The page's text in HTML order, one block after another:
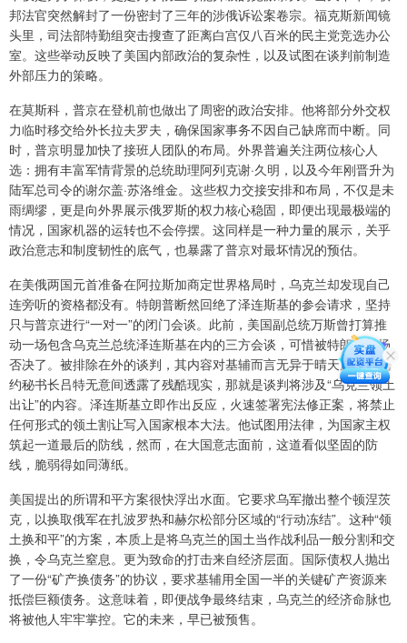
邦法官突然解封了一份密封了三年的涉俄诉讼案卷宗。福克斯新闻镜
头里，司法部特勤组突击搜查了距离白宫仅八百米的民主党竞选办公
室。这些举动反映了美国内部政治的复杂性，以及试图在谈判前制造
外部压力的策略。
在莫斯科，普京在登机前也做出了周密的政治安排。他将部分外交权
力临时移交给外长拉夫罗夫，确保国家事务不因自己缺席而中断。同
时，普京明显加快了接班人团队的布局。外界普遍关注两位核心人
选：拥有丰富军情背景的总统助理阿列克谢·久明，以及今年刚晋升为
陆军总司令的谢尔盖·苏洛维金。这些权力交接安排和布局，不仅是未
雨绸缪，更是向外界展示俄罗斯的权力核心稳固，即便出现最极端的
情况，国家机器的运转也不会停摆。这同样是一种力量的展示，关乎
政治意志和制度韧性的底气，也暴露了普京对最坏情况的预估。
在美俄两国元首准备在阿拉斯加商定世界格局时，乌克兰却发现自己
连旁听的资格都没有。特朗普断然回绝了泽连斯基的参会请求，坚持
只与普京进行“一对一”的闭门会谈。此前，美国副总统万斯曾打算推
动一场包含乌克兰总统泽连斯基在内的三方会谈，可惜被特朗普当场
否决了。被排除在外的谈判，其内容对基辅而言无异于晴天霹雳。北
约秘书长吕特无意间透露了残酷现实，那就是谈判将涉及“乌克兰领土
出让”的内容。泽连斯基立即作出反应，火速签署宪法修正案，将禁止
任何形式的领土割让写入国家根本大法。他试图用法律，为国家主权
筑起一道最后的防线，然而，在大国意志面前，这道看似坚固的防
线，脆弱得如同薄纸。
美国提出的所谓和平方案很快浮出水面。它要求乌军撤出整个顿涅茨
克，以换取俄军在扎波罗热和赫尔松部分区域的“行动冻结”。这种“领
土换和平”的方案，本质上是将乌克兰的国土当作战利品一般分割和交
换，令乌克兰窒息。更为致命的打击来自经济层面。国际债权人抛出
了一份“矿产换债务”的协议，要求基辅用全国一半的关键矿产资源来
抵偿巨额债务。这意味着，即便战争最终结束，乌克兰的经济命脉也
将被他人牢牢掌控。它的未来，早已被预售。